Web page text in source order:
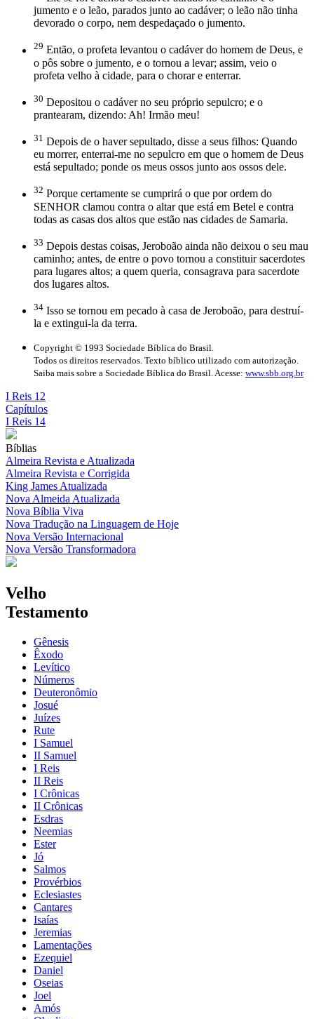
jumento e o leão, parados junto ao cadáver; o leão não tinha
devorado o corpo, nem despedaçado o jumento.
29 Então, o profeta levantou o cadáver do homem de Deus, e
o pôs sobre o jumento, e o tornou a levar; assim, veio o
profeta velho à cidade, para o chorar e enterrar.
30 Depositou o cadáver no seu próprio sepulcro; e o
prantearam, dizendo: Ah! Irmão meu!
31 Depois de o haver sepultado, disse a seus filhos: Quando
eu morrer, enterrai-me no sepulcro em que o homem de Deus
está sepultado; ponde os meus ossos junto aos ossos dele.
32 Porque certamente se cumprirá o que por ordem do
SENHOR clamou contra o altar que está em Betel e contra
todas as casas dos altos que estão nas cidades de Samaria.
33 Depois destas coisas, Jeroboão ainda não deixou o seu mau
caminho; antes, de entre o povo tornou a constituir sacerdotes
para lugares altos; a quem queria, consagrava para sacerdote
dos lugares altos.
34 Isso se tornou em pecado à casa de Jeroboão, para destruí-
la e extingui-la da terra.
Copyright © 1993 Sociedade Bíblica do Brasil.
Todos os direitos reservados. Texto bíblico utilizado com autorização.
Saiba mais sobre a Sociedade Bíblica do Brasil. Acesse: www.sbb.org.br
I Reis 12
Capítulos
I Reis 14
Bíblias
Almeira Revista e Atualizada
Almeira Revista e Corrigida
King James Atualizada
Nova Almeida Atualizada
Nova Bíblia Viva
Nova Tradução na Linguagem de Hoje
Nova Versão Internacional
Nova Versão Transformadora
Velho
Testamento
Gênesis
Êxodo
Levítico
Números
Deuteronômio
Josué
Juízes
Rute
I Samuel
II Samuel
I Reis
II Reis
I Crônicas
II Crônicas
Esdras
Neemias
Ester
Jó
Salmos
Provérbios
Eclesiastes
Cantares
Isaías
Jeremias
Lamentações
Ezequiel
Daniel
Oseias
Joel
Amós